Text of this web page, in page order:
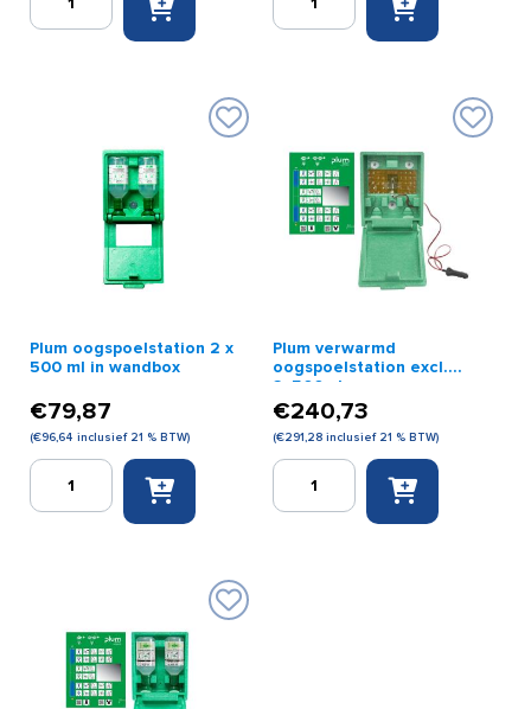
oogspoelstation
oogspoelstation
wandhouder
aantal
Plum oogspoelstation 2 x
500 ml in wandbox
€79,87
(€96,64 inclusief 21 % BTW)
Plum
oogspoelstation
wandbox
aantal
Plum verwarmd
oogspoelstation excl.
2x500ml
€240,73
(€291,28 inclusief 21 % BTW)
Plum
verwarmd
oogspoelstation